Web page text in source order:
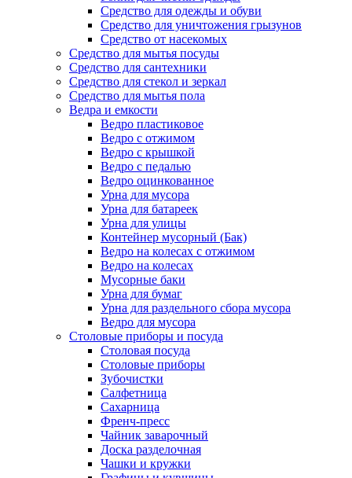
Средство для одежды и обуви
Средство для уничтожения грызунов
Средство от насекомых
Средство для мытья посуды
Средство для сантехники
Средство для стекол и зеркал
Средство для мытья пола
Ведра и емкости
Ведро пластиковое
Ведро с отжимом
Ведро с крышкой
Ведро с педалью
Ведро оцинкованное
Урна для мусора
Урна для батареек
Урна для улицы
Контейнер мусорный (Бак)
Ведро на колесах с отжимом
Ведро на колесах
Мусорные баки
Урна для бумаг
Урна для раздельного сбора мусора
Ведро для мусора
Столовые приборы и посуда
Столовая посуда
Столовые приборы
Зубочистки
Салфетница
Сахарница
Френч-пресс
Чайник заварочный
Доска разделочная
Чашки и кружки